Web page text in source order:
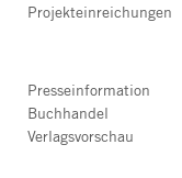
Projekteinreichungen
Presseinformation
Buchhandel
Verlagsvorschau